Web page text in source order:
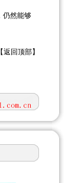
仍然能够
返回顶部】